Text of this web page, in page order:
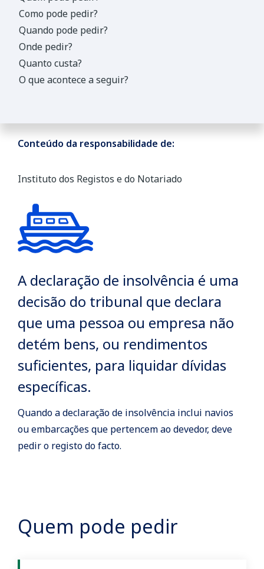
A declaração de insolvência é uma
decisão do tribunal que declara
que uma pessoa ou empresa não
detém bens, ou rendimentos
suficientes, para liquidar dívidas
específicas.
Quando a declaração de insolvência inclui navios
ou embarcações que pertencem ao devedor, deve
pedir o registo do facto.
Quem pode pedir
Como pode pedir?
Quando pode pedir?
Onde pedir?
Quanto custa?
O que acontece a seguir?
Conteúdo da responsabilidade de:
Instituto dos Registos e do Notariado